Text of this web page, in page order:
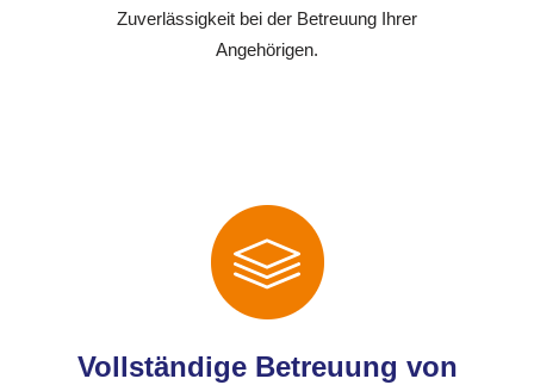
Zuverlässigkeit bei der Betreuung Ihrer
Angehörigen.
Vollständige Betreuung von